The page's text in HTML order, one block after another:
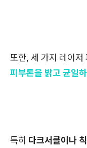
또한, 세 가지 레이저
피부톤을 밝고 균일
특히 다크서클이나